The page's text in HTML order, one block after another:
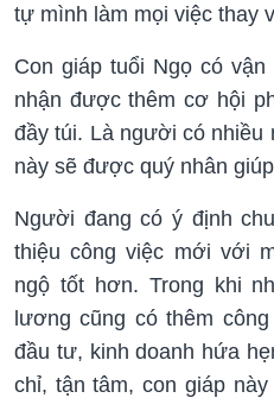
tự mình làm mọi việc thay
Con giáp tuổi Ngọ có
nhận được thêm cơ hội
đầy túi. Là người có nhiều
này sẽ được quý nhân
Người đang có ý định
thiệu công việc mới với
ngộ tốt hơn. Trong khi
lương cũng có thêm
đầu tư, kinh doanh hứa
chỉ, tận tâm, con giáp